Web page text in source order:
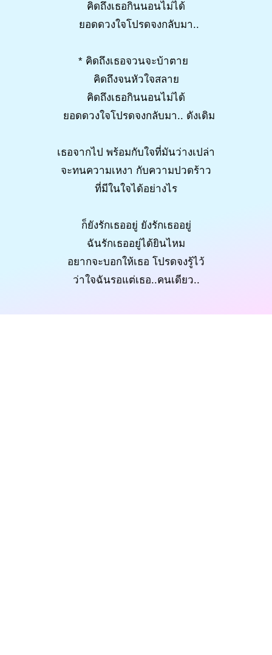
คิดถึงเธอกินนอนไม่ได้
ยอดดวงใจโปรดจงกลับมา..
* คิดถึงเธอจวนจะบ้าตาย
คิดถึงจนหัวใจสลาย
คิดถึงเธอกินนอนไม่ได้
ยอดดวงใจโปรดจงกลับมา.. ดังเดิม
เธอจากไป พร้อมกับใจที่มันว่างเปล่า
จะทนความเหงา กับความปวดร้าว
ที่มีในใจได้อย่างไร
ก็ยังรักเธออยู่ ยังรักเธออยู่
ฉันรักเธออยู่ได้ยินไหม
อยากจะบอกให้เธอ โปรดจงรู้ไว้
ว่าใจฉันรอแต่เธอ..คนเดียว..